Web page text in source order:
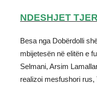
NDESHJET
Besa nga Dobërdolli
mbijetesën në elitën e
Selmani, Arsim
realizoi mesfushori rus,